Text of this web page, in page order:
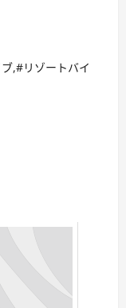
,#リゾートバイ